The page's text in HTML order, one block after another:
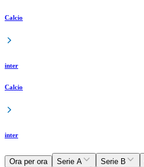
Calcio
inter
Calcio
inter
Ora per ora Serie A Serie B